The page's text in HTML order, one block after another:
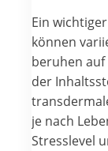
Ein
können
beruhen auf
der
je nach
Stresslevel